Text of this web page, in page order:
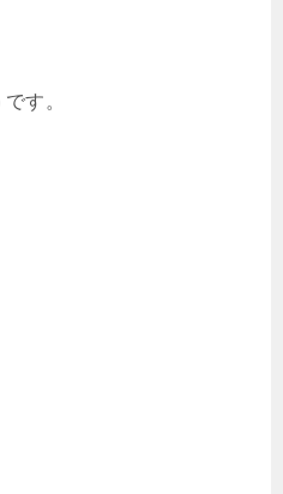
す。